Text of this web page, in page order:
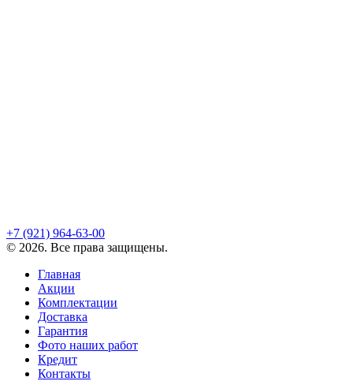
+7 (921) 964-63-00
© 2026. Все права защищены.
Главная
Акции
Комплектации
Доставка
Гарантия
Фото наших работ
Кредит
Контакты